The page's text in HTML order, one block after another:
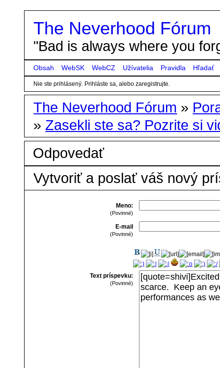
The Neverhood Fórum
"Bad is always where you
Obsah WebSK WebCZ Užívatelia Pravidla Hľadať
Nie ste prihlásený. Prihláste sa, alebo zaregistrujte.
The Neverhood Fórum »
» Zasekli ste sa? Pozrite si
Odpovedať
Vytvoriť a poslať váš nový
Meno:
(Povinné)
E-mail
(Povinné)
Text príspevku:
(Povinné)